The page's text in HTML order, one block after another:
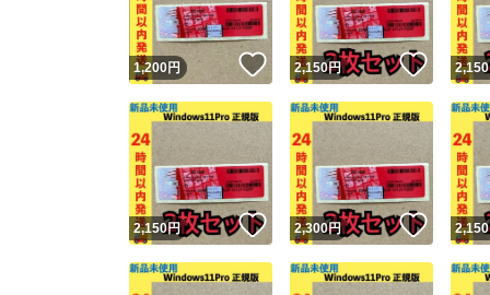
1,200円 いいね！
2,150円 いいね
2,150
2,150円 いいね！
2,300円 いいね
2,150